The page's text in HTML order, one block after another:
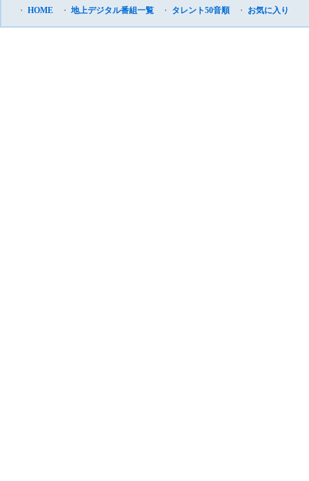
・ HOME ・ 地上デジタル番組一覧 ・ タレント50音順 ・ お気に入り